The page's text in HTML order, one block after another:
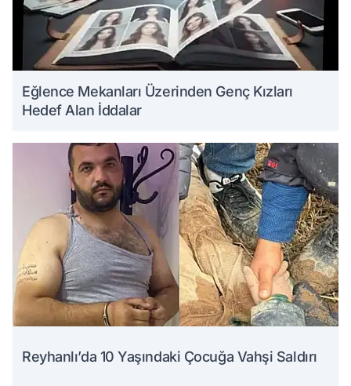
Eğlence Mekanları Üzerinden Genç Kızları
Hedef Alan İddalar
Reyhanlı’da 10 Yaşındaki Çocuğa Vahşi Saldırı